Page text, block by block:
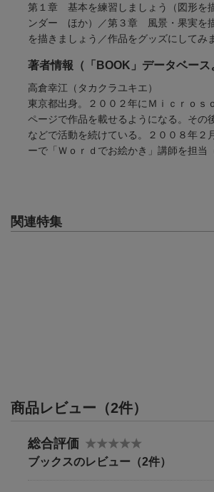
第１章 基本を練習しましょう（図形を
ンダー ほか）／第３章 風景・果実を
を描きましょう／作品をグッズにしてみ
著者情報（「BOOK」データベース
高倉幸江（タカクラユキエ）
東京都出身。２００２年にＭｉｃｒｏ
ページで作品を載せるようになる。その
などで活動を続けている。２００８年２
ーで「Ｗｏｒｄでお絵かき」講師を担当
関連特集
商品レビュー（2件）
総合評価
ブックスのレビュー（2件）